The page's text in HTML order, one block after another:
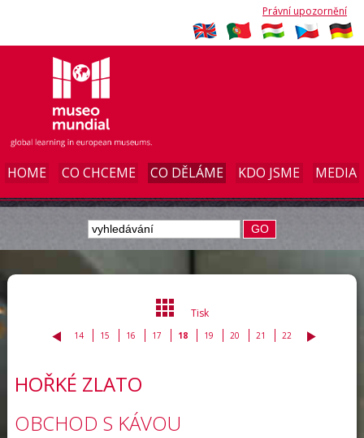
Právní upozornění
HOME CO CHCEME CO DĚLÁME KDO JSME MEDIA
GO
Tisk
14 15 16 17 18 19 20 21 22
HOŘKÉ ZLATO
OBCHOD S KÁVOU